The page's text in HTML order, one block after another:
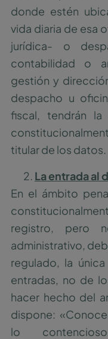
donde estén
vida diaria de esa
jurídica- o
contabilidad o
gestión y
despacho u
fiscal, tendrán la
titular de los datos.
La entrada al
En el ámbito
registro, pero
administrativo,
regulado, la
entradas, no de
hacer hecho del
dispone:
lo